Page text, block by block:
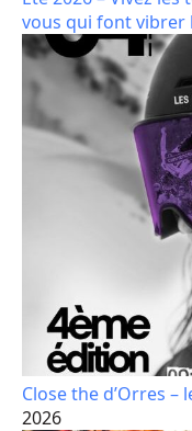
vous qui font vibrer
Close the d’Orres –
2026